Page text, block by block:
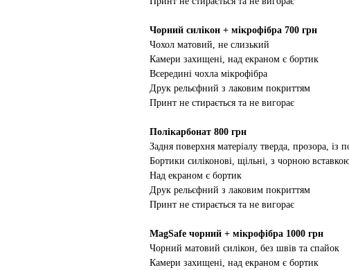
Чорний силікон + мікрофібра 700 грн
Чохол матовий, не слизький
Камери захищені, над екраном є бортик
Всередині чохла мікрофібра
Друк рельєфний з лаковим покриттям
Принт не стирається та не вигорає
Полікарбонат 800 грн
Задня поверхня матеріалу тверда, прозора, із
Бортики силіконові, щільні, з чорною
Над екраном є бортик
Друк рельєфний з лаковим покриттям
Принт не стирається та не вигорає
MagSafe чорний + мікрофібра 1000 грн
Чорний матовий силікон, без швів та спайок
Камери захищені, над екраном є бортик